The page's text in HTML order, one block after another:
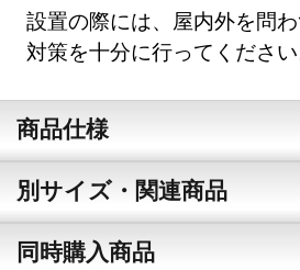
設置の際には、屋内外を問
対策を十分に行ってください
商品仕様
別サイズ・関連商品
同時購入商品